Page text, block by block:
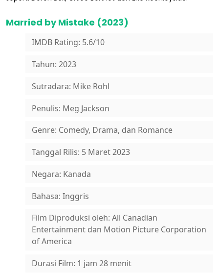
Married by Mistake (2023)
IMDB Rating: 5.6/10
Tahun: 2023
Sutradara: Mike Rohl
Penulis: Meg Jackson
Genre: Comedy, Drama, dan Romance
Tanggal Rilis: 5 Maret 2023
Negara: Kanada
Bahasa: Inggris
Film Diproduksi oleh: All Canadian
Entertainment dan Motion Picture Corporation
of America
Durasi Film: 1 jam 28 menit